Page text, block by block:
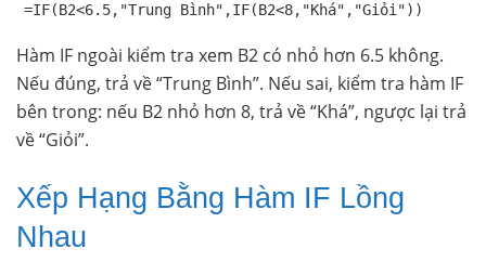
=IF(B2<6.5,"Trung Bình",IF(B2<8,"Khá","Giỏi"))
Hàm IF ngoài kiểm tra xem B2 có nhỏ hơn 6.5 không.
Nếu đúng, trả về “Trung Bình”. Nếu sai, kiểm tra hàm IF
bên trong: nếu B2 nhỏ hơn 8, trả về “Khá”, ngược lại trả
về “Giỏi”.
Xếp Hạng Bằng Hàm IF Lồng
Nhau